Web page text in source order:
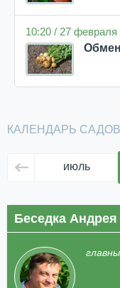
10:20 / 27 февраля
КАЛЕНДАРЬ
июль
Беседка